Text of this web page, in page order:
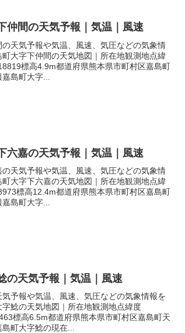
仲間の天気予報｜気温｜風速
天気予報や気温、風速、気圧などの気象情
大字下仲間の天気地図｜所在地観測地点緯
標高4.9m都道府県熊本県市町村区嘉島町
島町大字...
六嘉の天気予報｜気温｜風速
天気予報や気温、風速、気圧などの気象情
大字下六嘉の天気地図｜所在地観測地点緯
標高12.4m都道府県熊本県市町村区嘉島町
島町大字...
の天気予報｜気温｜風速
予報や気温、風速、気圧などの気象情報を
鯰の天気地図｜所在地観測地点緯度
標高6.5m都道府県熊本県市町村区嘉島町天
町大字鯰の現在...